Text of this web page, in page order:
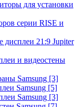
для установки
серии RISE и
21:9 Jupiter
и видеостены
Samsung [3]
Samsung [5]
Samsung [3]